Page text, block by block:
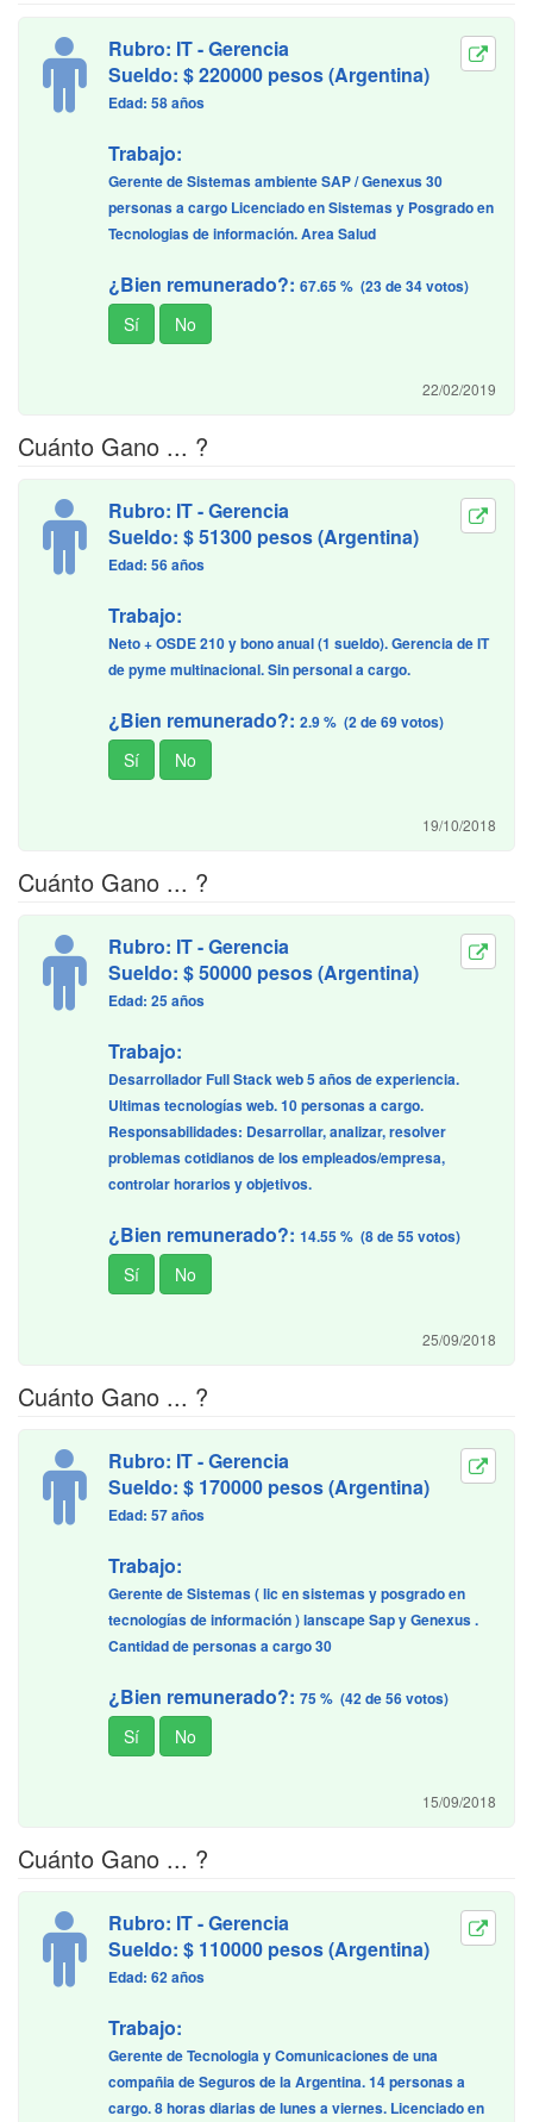
Rubro: IT - Gerencia
Sueldo: $ 220000 pesos (Argentina)
Edad: 58 años
Trabajo:
Gerente de Sistemas ambiente SAP / Genexus 30
personas a cargo Licenciado en Sistemas y Posgrado en
Tecnologias de información. Area Salud
¿Bien remunerado?: 67.65 % (23 de 34 votos)
22/02/2019
Cuánto Gano ... ?
Rubro: IT - Gerencia
Sueldo: $ 51300 pesos (Argentina)
Edad: 56 años
Trabajo:
Neto + OSDE 210 y bono anual (1 sueldo). Gerencia de IT
de pyme multinacional. Sin personal a cargo.
¿Bien remunerado?: 2.9 % (2 de 69 votos)
19/10/2018
Cuánto Gano ... ?
Rubro: IT - Gerencia
Sueldo: $ 50000 pesos (Argentina)
Edad: 25 años
Trabajo:
Desarrollador Full Stack web 5 años de experiencia.
Ultimas tecnologías web. 10 personas a cargo.
Responsabilidades: Desarrollar, analizar, resolver
problemas cotidianos de los empleados/empresa,
controlar horarios y objetivos.
¿Bien remunerado?: 14.55 % (8 de 55 votos)
25/09/2018
Cuánto Gano ... ?
Rubro: IT - Gerencia
Sueldo: $ 170000 pesos (Argentina)
Edad: 57 años
Trabajo:
Gerente de Sistemas ( lic en sistemas y posgrado en
tecnologías de información ) lanscape Sap y Genexus .
Cantidad de personas a cargo 30
¿Bien remunerado?: 75 % (42 de 56 votos)
15/09/2018
Cuánto Gano ... ?
Rubro: IT - Gerencia
Sueldo: $ 110000 pesos (Argentina)
Edad: 62 años
Trabajo:
Gerente de Tecnologia y Comunicaciones de una
compañia de Seguros de la Argentina. 14 personas a
cargo. 8 horas diarias de lunes a viernes. Licenciado en